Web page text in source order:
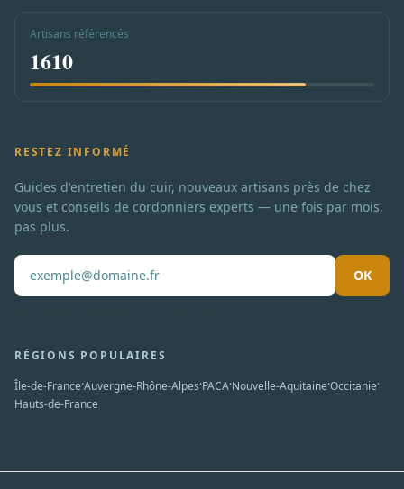
Artisans référencés
1610
RESTEZ INFORMÉ
Guides d'entretien du cuir, nouveaux artisans près de chez
vous et conseils de cordonniers experts — une fois par mois,
pas plus.
OK
RÉGIONS POPULAIRES
Île-de-France·Auvergne-Rhône-Alpes·PACA·Nouvelle-Aquitaine·Occitanie·
Hauts-de-France